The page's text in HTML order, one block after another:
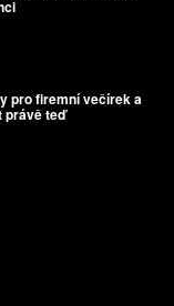
pro firemní večírek a
právě teď